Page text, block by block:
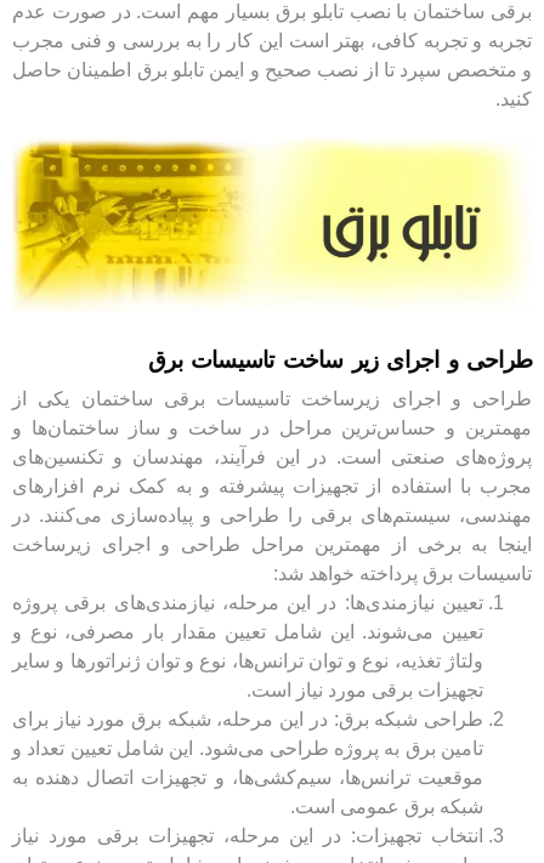
برقی ساختمان با نصب تابلو برق بسیار مهم است. در صورت عدم
تجربه و تجربه کافی، بهتر است این کار را به بررسی و فنی مجرب
و متخصص سپرد تا از نصب صحیح و ایمن تابلو برق اطمینان حاصل
کنید.
طراحی و اجرای زیر ساخت تاسیسات برق
طراحی و اجرای زیرساخت تاسیسات برقی ساختمان یکی از
مهمترین و حساس‌ترین مراحل در ساخت و ساز ساختمان‌ها و
پروژه‌های صنعتی است. در این فرآیند، مهندسان و تکنسین‌های
مجرب با استفاده از تجهیزات پیشرفته و به کمک نرم افزارهای
مهندسی، سیستم‌های برقی را طراحی و پیاده‌سازی می‌کنند. در
اینجا به برخی از مهمترین مراحل طراحی و اجرای زیرساخت
تاسیسات برق پرداخته خواهد شد:
تعیین نیازمندی‌ها: در این مرحله، نیازمندی‌های برقی پروژه
تعیین می‌شوند. این شامل تعیین مقدار بار مصرفی، نوع و
ولتاژ تغذیه، نوع و توان ترانس‌ها، نوع و توان ژنراتورها و سایر
تجهیزات برقی مورد نیاز است.
طراحی شبکه برق: در این مرحله، شبکه برق مورد نیاز برای
تامین برق به پروژه طراحی می‌شود. این شامل تعیین تعداد و
موقعیت ترانس‌ها، سیم‌کشی‌ها، و تجهیزات اتصال دهنده به
شبکه برق عمومی است.
انتخاب تجهیزات: در این مرحله، تجهیزات برقی مورد نیاز